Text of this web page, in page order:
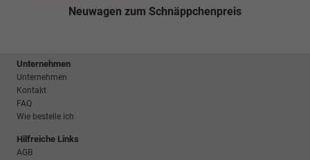
Neuwagen zum Schnäppchenpreis
Unternehmen
Unternehmen
Kontakt
FAQ
Wie bestelle ich
Hilfreiche Links
AGB